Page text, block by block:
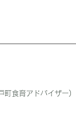
町食育アドバイザー)